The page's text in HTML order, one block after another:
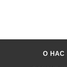
О НАС